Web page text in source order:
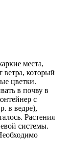
места,
ветра, который
цветки.
в почву в
с
в ведре),
Растения
системы.